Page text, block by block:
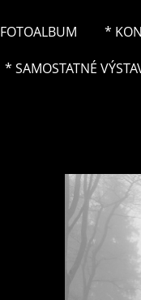
FOTOALBUM *
* SAMOSTATNÉ